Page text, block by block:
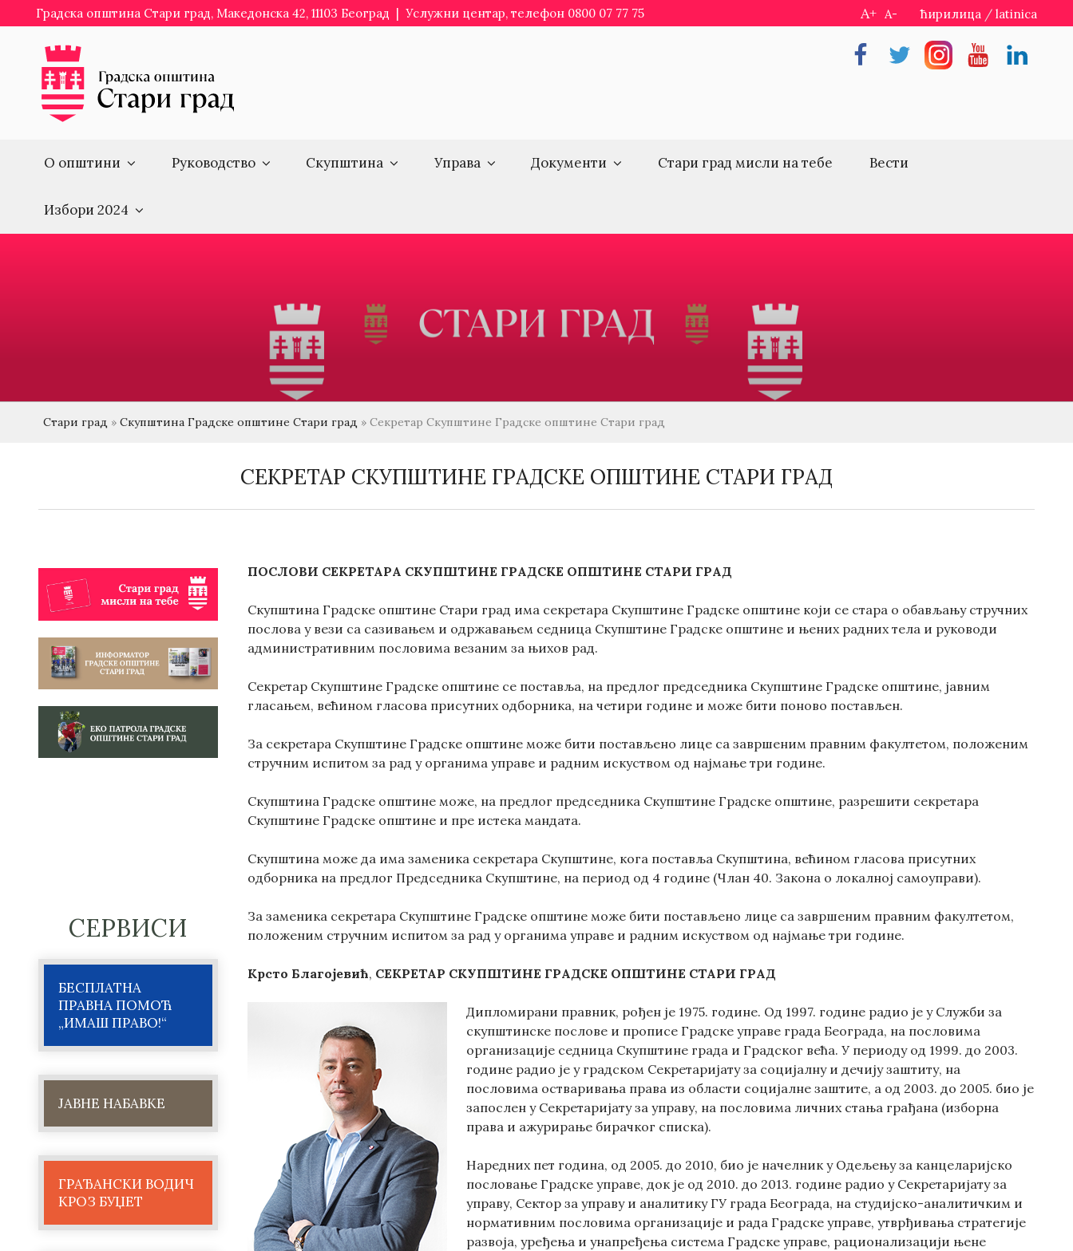
to
content
Градска општина Стари град, Македонска 42, 11103 Београд | Услужни центар, телефон 0800 07 77 75 A+ A- ћирилица / latinica
FacebookTwitterInstragramYoutubeLinkedin
О општини Руководство Скупштина Управа Документи Стари град мисли на тебе Вести
Избори 2024
Стари град » Скупштина Градске општине Стари град » Секретар Скупштине Градске општине Стари град
СЕКРЕТАР СКУПШТИНЕ ГРАДСКЕ ОПШТИНЕ СТАРИ ГРАД
СЕРВИСИ
БЕСПЛАТНА
ПРАВНА ПОМОЋ
„ИМАШ ПРАВО!“
ЈАВНЕ НАБАВКЕ
ГРАЂАНСКИ ВОДИЧ
КРОЗ БУЏЕТ
ПОСЛОВИ СЕКРЕТАРА СКУПШТИНЕ ГРАДСКЕ ОПШТИНЕ СТАРИ ГРАД
Скупштина Градске општине Стари град има секретара Скупштине Градске општине који се стара о обављању стручних
послова у вези са сазивањем и одржавањем седница Скупштине Градске општине и њених радних тела и руководи
административним пословима везаним за њихов рад.
Секретар Скупштине Градске општине се поставља, на предлог председника Скупштине Градске општине, јавним
гласањем, већином гласова присутних одборника, на четири године и може бити поново постављен.
За секретара Скупштине Градске општине може бити постављено лице са завршеним правним факултетом, положеним
стручним испитом за рад у органима управе и радним искуством од најмање три године.
Скупштина Градске општине може, на предлог председника Скупштине Градске општине, разрешити секретара
Скупштине Градске општине и пре истека мандата.
Скупштина може да има заменика секретара Скупштине, кога поставља Скупштина, већином гласова присутних
одборника на предлог Председника Скупштине, на период од 4 године (Члан 40. Закона о локалној самоуправи).
За заменика секретара Скупштине Градске општине може бити постављено лице са завршеним правним факултетом,
положеним стручним испитом за рад у органима управе и радним искуством од најмање три године.
Крсто Благојевић, СЕКРЕТАР СКУПШТИНЕ ГРАДСКЕ ОПШТИНЕ СТАРИ ГРАД
Дипломирани правник, рођен је 1975. године. Од 1997. године радио је у Служби за
скупштинске послове и прописе Градске управе града Београда, на пословима
организације седница Скупштине града и Градског већа. У периоду од 1999. до 2003.
године радио је у градском Секретаријату за социјалну и дечију заштиту, на
пословима остваривања права из области социјалне заштите, а од 2003. до 2005. био је
запослен у Секретаријату за управу, на пословима личних стања грађана (изборна
права и ажурирање бирачког списка).
Наредних пет година, од 2005. до 2010, био је начелник у Одељењу за канцеларијско
пословање Градске управе, док је од 2010. до 2013. године радио у Секретаријату за
управу, Сектор за управу и аналитику ГУ града Београда, на студијско-аналитичким и
нормативним пословима организације и рада Градске управе, утврђивања стратегије
развоја, уређења и унапређења система Градске управе, рационализацији њене